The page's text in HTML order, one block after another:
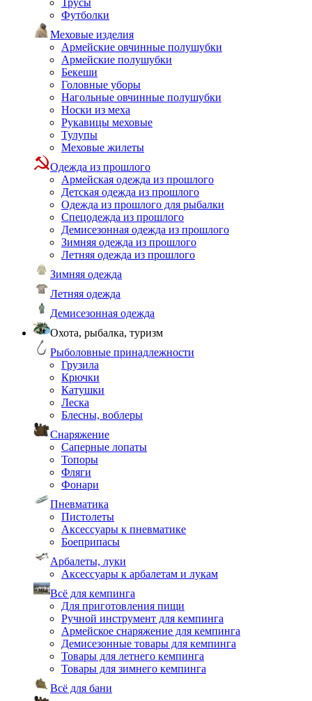
Трусы
Футболки
Меховые изделия
Армейские овчинные полушубки
Армейские полушубки
Бекеши
Головные уборы
Нагольные овчинные полушубки
Носки из меха
Рукавицы меховые
Тулупы
Меховые жилеты
Одежда из прошлого
Армейская одежда из прошлого
Детская одежда из прошлого
Одежда из прошлого для рыбалки
Спецодежда из прошлого
Демисезонная одежда из прошлого
Зимняя одежда из прошлого
Летняя одежда из прошлого
Зимняя одежда
Летняя одежда
Демисезонная одежда
Охота, рыбалка, туризм
Рыболовные принадлежности
Грузила
Крючки
Катушки
Леска
Блесны, воблеры
Снаряжение
Саперные лопаты
Топоры
Фляги
Фонари
Пневматика
Пистолеты
Аксессуары к пневматике
Боеприпасы
Арбалеты, луки
Аксессуары к арбалетам и лукам
Всё для кемпинга
Для приготовления пищи
Ручной инструмент для кемпинга
Армейское снаряжение для кемпинга
Демисезонные товары для кемпинга
Товары для летнего кемпинга
Товары для зимнего кемпинга
Всё для бани